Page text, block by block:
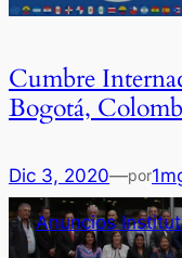
Cumbre
Bogotá,
Dic 3, 2020—por
enAnuncios